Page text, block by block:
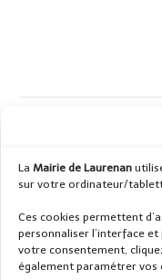
La Mairie de Laurenan
sur votre ordinateur/
Ces cookies permettent
personnaliser l’interface
votre consentement,
également paramétrer vos
Uncategorized
Mairie